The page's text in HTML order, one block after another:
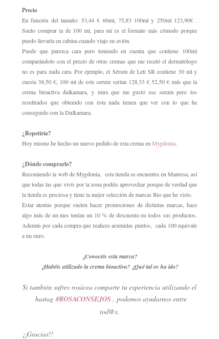
Precio
En función del tamaño: 53,44 € 60ml, 75,83 100ml y 250ml 123,90€ .
Suelo comprar la de 100 ml, para mí es el formato más cómodo porque
puedo llevarla en cabina cuando viajo en avión.
Puede que parezca cara pero teniendo en cuenta que contiene
100ml
comparándolo con el precio de otras cremas que me recetó el dermatólogo
no es para nada cara. Por ejemplo, el Sérum de Leti SR contiene 30 ml y
cuesta 38,50 €, 100 ml de este serum serían 128,33 € 52,50 € más que la
crema bioactiva dulkamara, y mira que me gustó ese serum pero los
resultrados que obtenido con ésta nada tienen que ver con lo que he
conseguido con la Dulkamara.
¿Repetiría?
Hoy mismo he hecho un nuevo pedido de esta crema en Mygdonia.
¿Dónde comprarlo?
Recomiendo la web de Mygdonia, esta tienda se encuentra en Manresa, así
que todas las que vivís por la zona podéis aprovechar porque de verdad que
la tienda es preciosa y tiene la mejor selección de marcas Bio que he visto.
Estar atentas porque suelen hacer promociones de distintas marcas, hace
algo más de un mes tenían un 10 % de descuento en todos sus productos.
Además por cada compra que realices acumulas puntos, cada 100 equivale
a un euro.
¿Conocéis esta marca?
¿Habéis utilizado la crema bioactiva? ¿Qué tal os ha ido?
Si también sufres rosácea comparte tu experiencia utilizando el
hastag#ROSACONSEJOS
, podemos ayudarnos entre
tod@s.
¡¡Gracias!!